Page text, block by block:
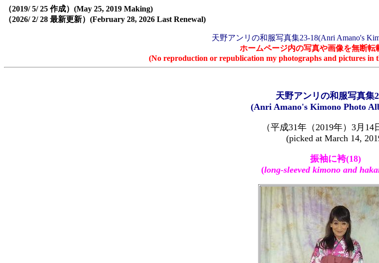
（2019/ 5/ 25 作成）(May 25, 2019 Making)
（2026/ 2/ 28 最新更新）(February 28, 2026 Last Renewal)
天野アンリの和服写真集23-18(Anri Amano's
ホームページ内の写真や画像を無断転
(No reproduction or republication my photographs and pictures in
天野アンリの和服写真集
(Anri Amano's Kimono Photo
（平成31年（2019年）3月14
(picked at March 14,
振袖に袴(18)
(long-sleeved kimono and